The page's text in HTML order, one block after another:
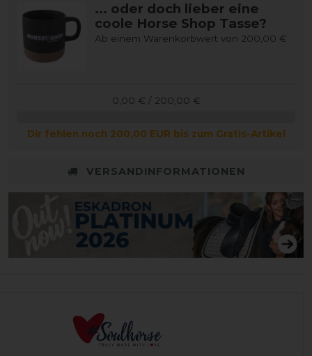
... oder doch lieber eine
coole Horse Shop Tasse?
Ab einem Warenkorbwert von 200,00 €
0,00 € / 200,00 €
Dir fehlen noch 200,00 EUR bis zum Gratis-Artikel
VERSANDINFORMATIONEN